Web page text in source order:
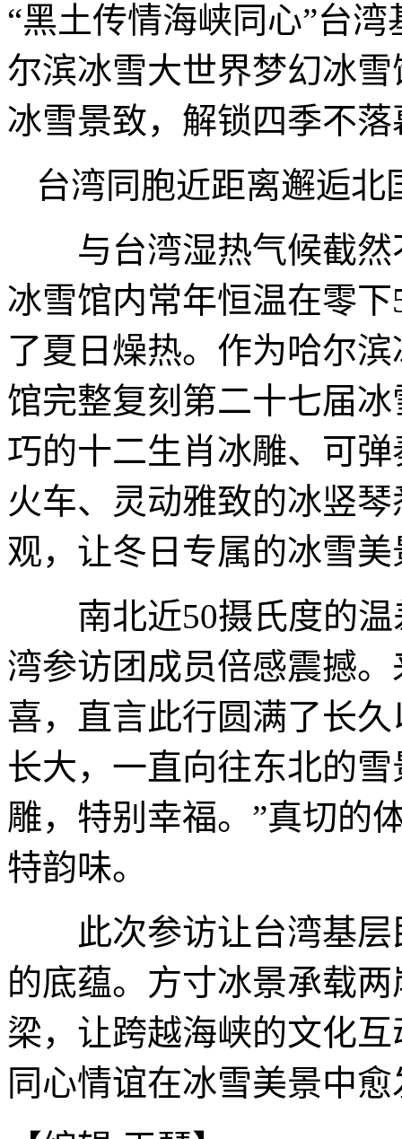
“黑土传情海峡同心”台
尔滨冰雪大世界梦幻冰
冰雪景致，解锁四季不
台湾同胞近距离邂逅
与台湾湿热气候截然
冰雪馆内常年恒温在零
了夏日燥热。作为哈尔
馆完整复刻第二十七届
巧的十二生肖冰雕、可
火车、灵动雅致的冰竖
观，让冬日专属的冰雪
南北近50摄氏度的温
湾参访团成员倍感震撼
喜，直言此行圆满了长
长大，一直向往东北的
雕，特别幸福。”真切的
特韵味。
此次参访让台湾基层
的底蕴。方寸冰景承载
梁，让跨越海峡的文化
同心情谊在冰雪美景中